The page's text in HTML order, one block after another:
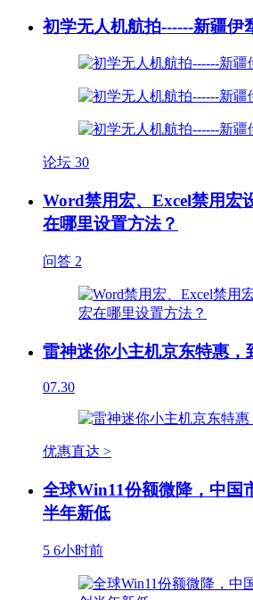
初学无人机航拍------新疆伊
论坛 30
Word禁用宏、Excel禁用宏
在哪里设置方法？
问答 2
雷神迷你小主机京东特惠，
07.30
优惠直达 >
全球Win11份额微降，中国
半年新低
5 6小时前